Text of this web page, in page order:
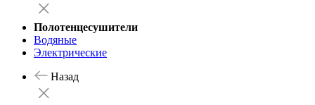
Полотенцесушители
Водяные
Электрические
Назад